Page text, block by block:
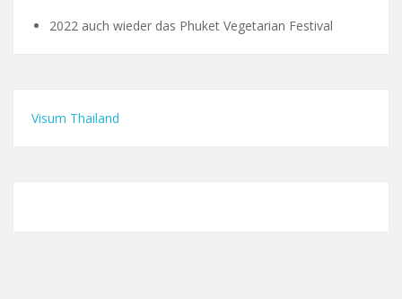
2022 auch wieder das Phuket Vegetarian Festival
Visum Thailand